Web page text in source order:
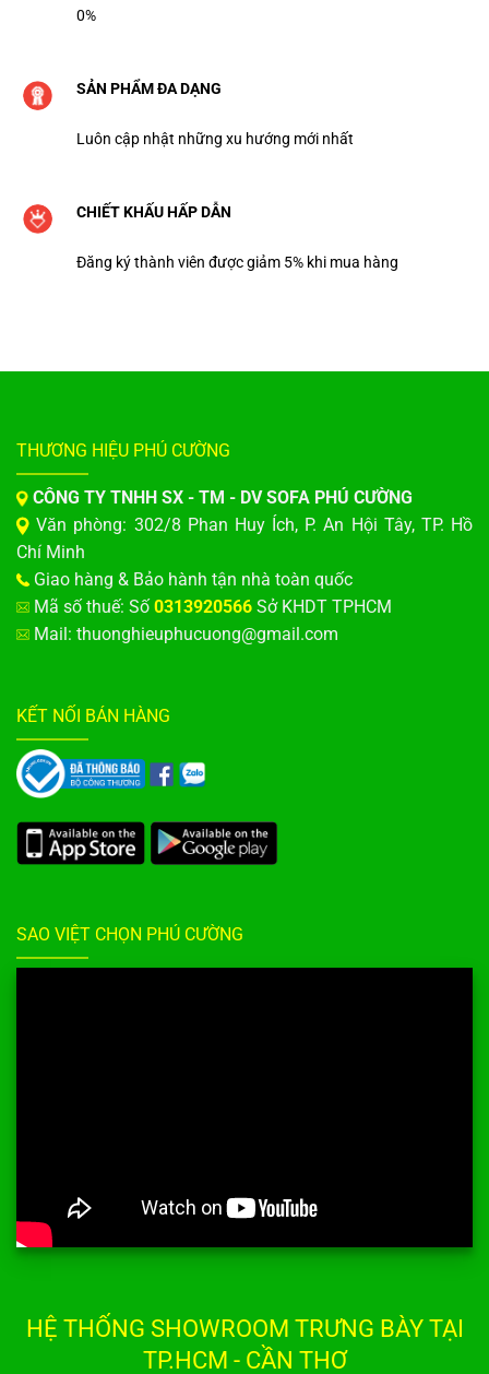
0%
SẢN PHẨM ĐA DẠNG
Luôn cập nhật những xu hướng mới nhất
CHIẾT KHẤU HẤP DẪN
Đăng ký thành viên được giảm 5% khi mua hàng
THƯƠNG HIỆU PHÚ CƯỜNG
CÔNG TY TNHH SX - TM - DV SOFA PHÚ CƯỜNG
Văn phòng: 302/8 Phan Huy Ích, P. An Hội Tây, TP. Hồ
Chí Minh
Giao hàng & Bảo hành tận nhà toàn quốc
Mã số thuế: Số0313920566 Sở KHDT TPHCM
Mail: thuonghieuphucuong@gmail.com
KẾT NỐI BÁN HÀNG
SAO VIỆT CHỌN PHÚ CƯỜNG
HỆ THỐNG SHOWROOM TRƯNG BÀY TẠI
TP.HCM - CẦN THƠ